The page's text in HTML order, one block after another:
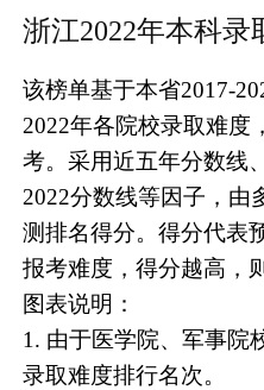
浙江2022年本科
该榜单基于本省2017-
2022年各院校录取难度
考。采用近五年分数线
2022分数线等因子，由
测排名得分。得分代表
报考难度，得分越高，
图表说明：
1. 由于医学院、军事院
录取难度排行名次。